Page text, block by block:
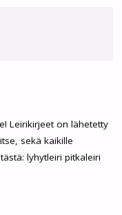
Leirikirjeet on lähetetty
sekä kaikille
lyhytleiri pitkaleiri